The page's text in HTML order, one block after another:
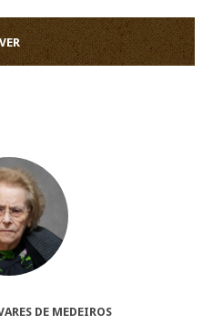
VER
DE MEDEIROS